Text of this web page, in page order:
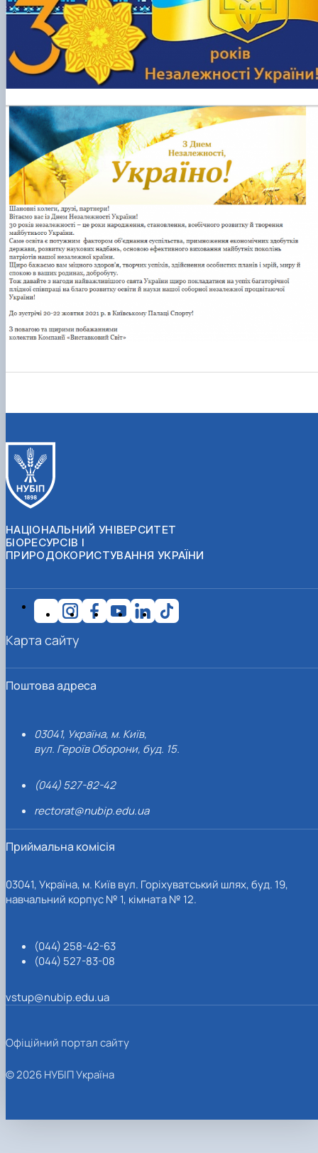
НАЦІОНАЛЬНИЙ УНІВЕРСИТЕТ
БІОРЕСУРСІВ І
ПРИРОДОКОРИСТУВАННЯ УКРАЇНИ
Поштова адреса
03041, Україна, м. Київ,
вул. Героїв Оборони, буд. 15.
(044) 527-82-42
rectorat@nubip.edu.ua
Приймальна комісія
03041, Україна, м. Київ вул. Горіхуватський шлях, буд. 19,
навчальний корпус № 1, кімната № 12.
(044) 258-42-63
(044) 527-83-08
vstup@nubip.edu.ua
Карта сайту
Офіційний портал сайту
© 2026 НУБІП Україна